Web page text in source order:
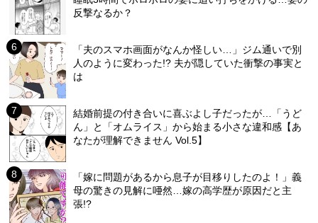
反撃なるか？
「夫のスマホ画面がなんか怪しい…」ジム通いで別
人のように変わった!? 夫が隠していた衝撃の事実と
は
結婚前提の付き合いに喜ぶよし子だったが…「うど
ん」と「オムライス」から始まる小さな違和感【あ
なたが理解できません Vol.5】
「嫁に問題があるから息子が目移りしたのよ！」義
母の驚きの見解に唖然…嫁の高学歴が原因だと主
張!?